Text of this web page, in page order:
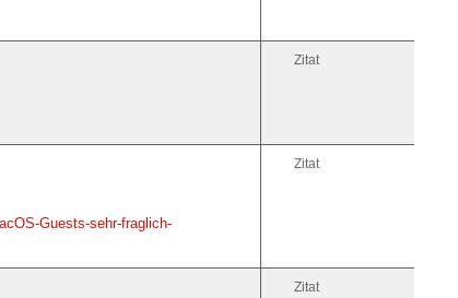
Zitat
Zitat
Guests-sehr-fraglich-
Zitat